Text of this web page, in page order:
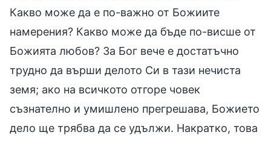
Какво може да е по-важно от Божиите
намерения? Какво може да бъде по-висше от
Божията любов? За Бог вече е достатъчно
трудно да върши делото Си в тази нечиста
земя; ако на всичкото отгоре човек
съзнателно и умишлено прегрешава, Божието
дело ще трябва да се удължи. Накратко, това